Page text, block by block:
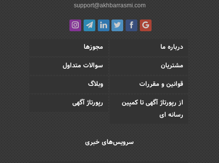
support@akhbarrasmi.com
درباره ما
مجوزها
مشتریان
سوالات متداول
قوانین و مقررات
وبلاگ
از رپورتاژ آگهی تا کمپین
رسانه ای
رپورتاژ آگهی
سرویس‌های خبری